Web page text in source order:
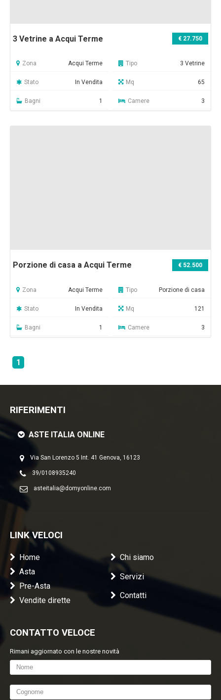
3 Vetrine a Acqui Terme € 27.750
Zona Acqui Terme Tipo 3 Vetrine
Stato In Vendita Mq 65
Bagni 1 Camere 3
Porzione di casa a Acqui Terme € 52.500
Zona Acqui Terme Tipo Porzione di casa
Stato In Vendita Mq 121
Bagni 1 Camere 3
1
RIFERIMENTI
ASTE ITALIA ONLINE
Via San Lorenzo 5 Int. 41 Genova, 16123
39/0108935240
asteitalia@domyonline.com
LINK VELOCI
Home
Asta
Pre-Asta
Vendite dirette
Chi siamo
Servizi
Contatti
CONTATTO VELOCE
Rimani aggiornato con le nostre novità